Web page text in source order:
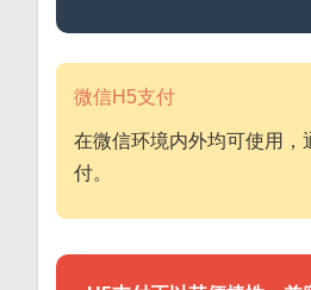
微信H5支付
在微信环境内外均可使用，
付。